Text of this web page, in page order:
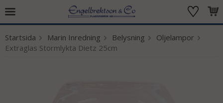
Produkten har blivit tillagd i varukorgen
Startsida Marin Inredning Belysning
Oljelampor
Extraglas Stormlykta Dietz 25cm